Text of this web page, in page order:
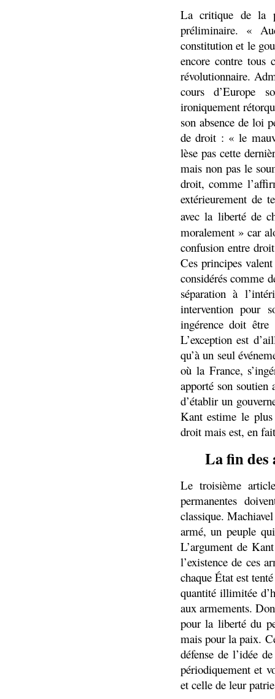
La critique de la
préliminaire. «
constitution et le
encore contre tous
révolutionnaire.
cours d’Europe
ironiquement
son absence de loi
de droit : « le
lèse pas cette
mais non pas le
droit, comme
extérieurement de
avec la liberté de
moralement » car
confusion entre
Ces principes
considérés comme
séparation à
intervention pour
ingérence doit
L’exception est
qu’à un seul
où la France,
apporté son
d’établir un
Kant estime le plus
droit mais est, en
La fin des
Le troisième
permanentes
classique.
armé, un peuple
L’argument de
l’existence de ces
chaque État est
quantité illimitée
aux armements.
pour la liberté du
mais pour la paix.
défense de l’idée
périodiquement et
et celle de leur